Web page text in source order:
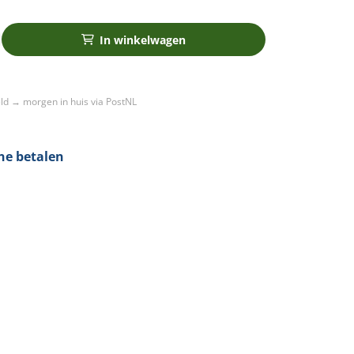
In winkelwagen
→ morgen in huis via PostNL
betalen